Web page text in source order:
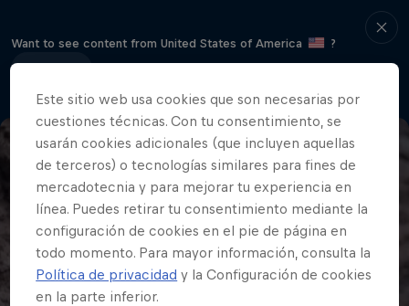
Want to see content from United States of America
?
Continue
Este sitio web usa cookies que son necesarias por
cuestiones técnicas. Con tu consentimiento, se
usarán cookies adicionales (que incluyen aquellas
de terceros) o tecnologías similares para fines de
mercadotecnia y para mejorar tu experiencia en
línea. Puedes retirar tu consentimiento mediante la
configuración de cookies en el pie de página en
todo momento. Para mayor información, consulta la
Política de privacidad y la Configuración de cookies
en la parte inferior.